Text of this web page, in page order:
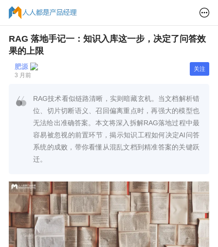
RAG 落地手记一：知识入库这一步，决定了问答效
果的上限
肥源
3 月前
关注
RAG技术看似链路清晰，实则暗藏玄机。当文档解析错
位、切片切断语义、召回偏离重点时，再强大的模型也
无法给出准确答案。本文将深入拆解RAG落地过程中最
容易被忽视的前置环节，揭示知识工程如何决定AI问答
系统的成败，带你看懂从混乱文档到精准答案的关键跃
迁。